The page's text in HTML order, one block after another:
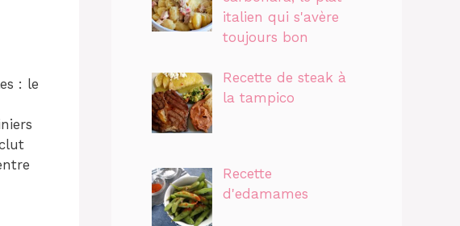
: le
italien qui s'avère
toujours bon
Recette de steak à
la tampico
Recette
d'edamames